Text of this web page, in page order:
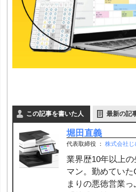
この記事を書いた人 最新の記
堀田直義
代表取締役 ： 株式会社じ
業界歴10年以上
マン。勤めてい
まりの悪徳営業